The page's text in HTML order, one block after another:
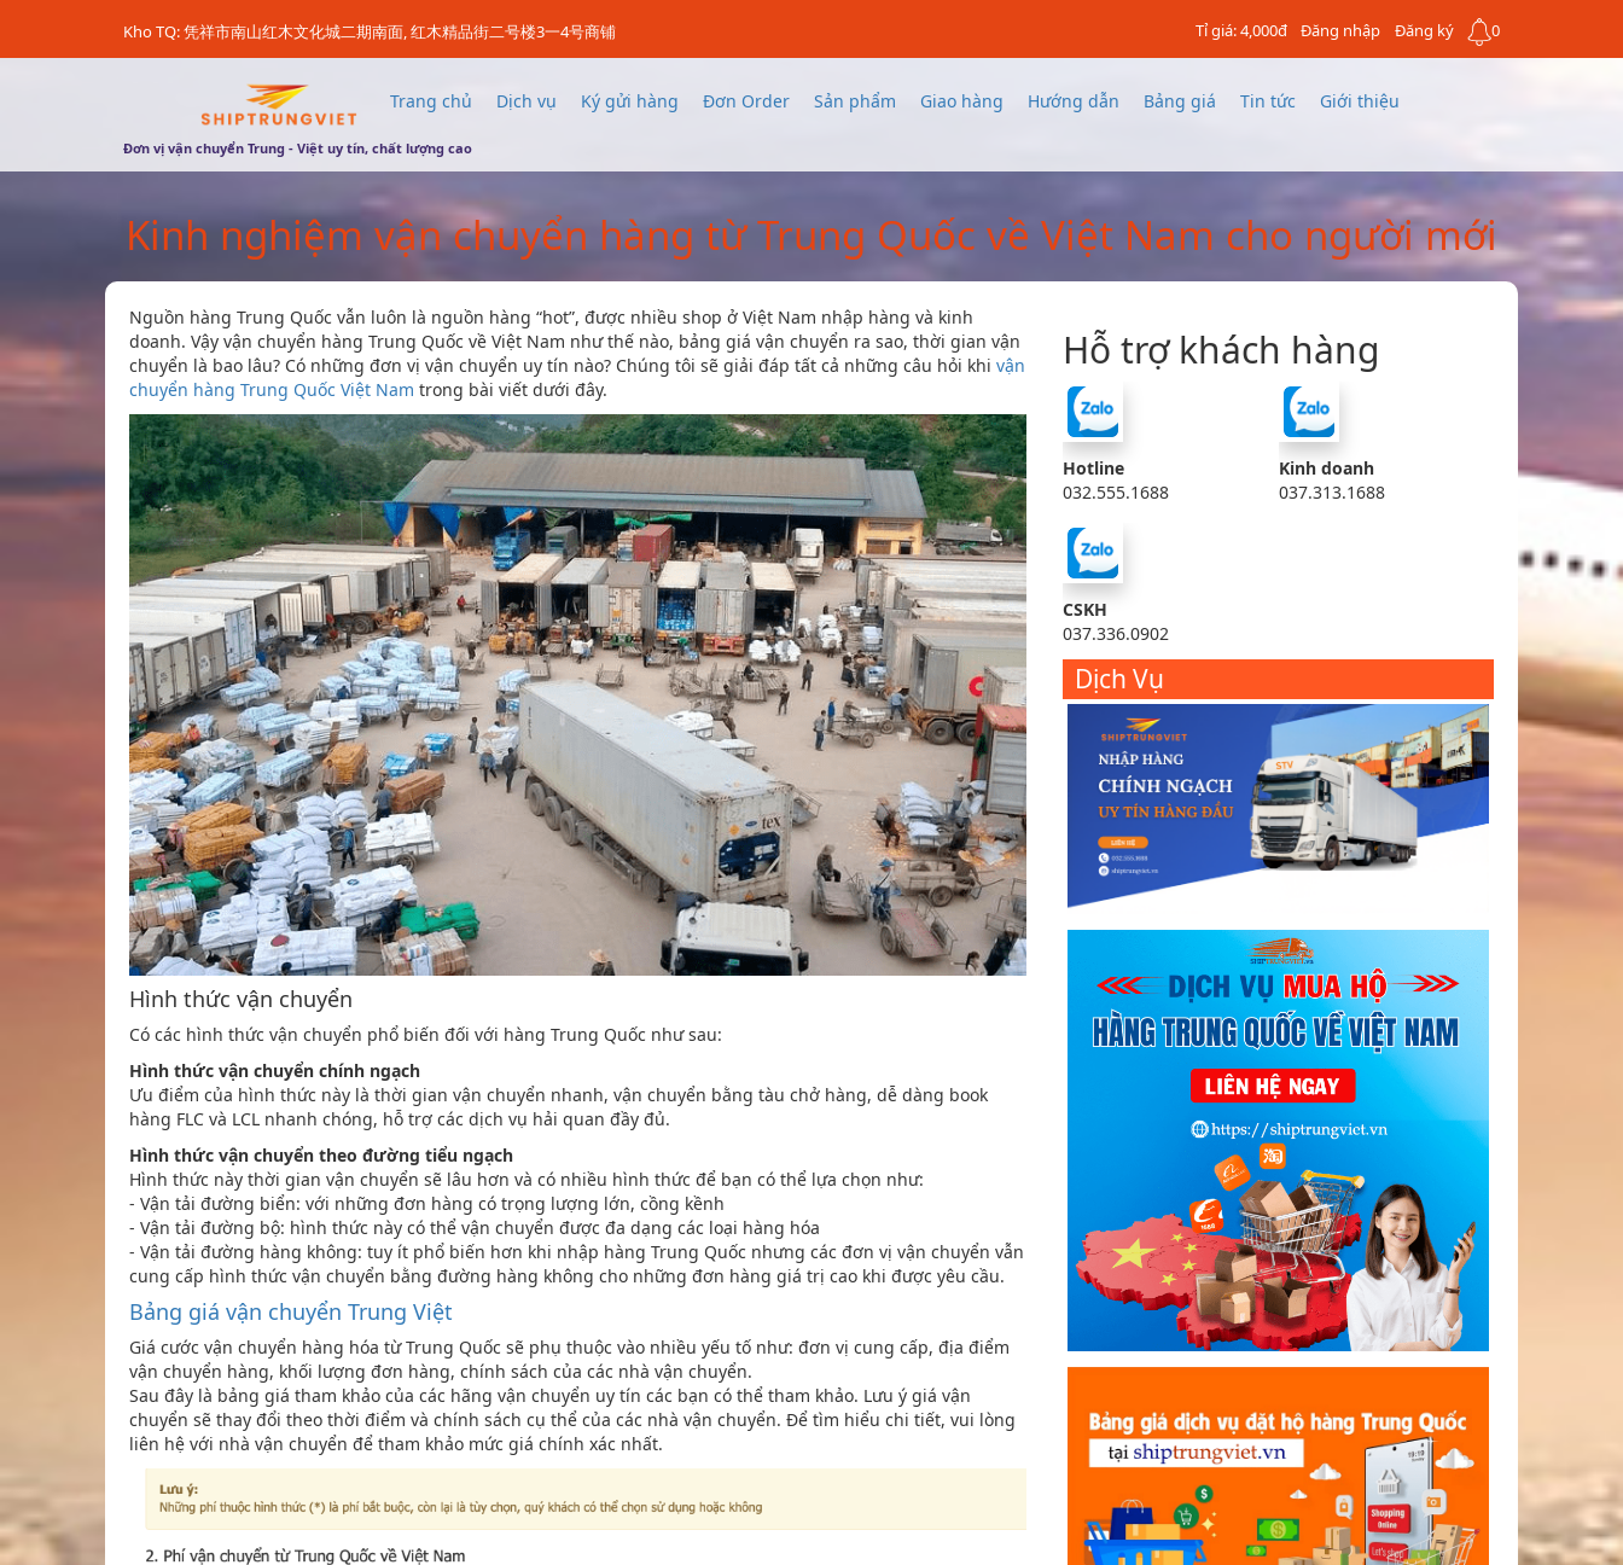
Kho TQ: 凭祥市南山红木文化城二期南面, 红木精品街二号楼3一4号商铺 Tỉ giá: 4,000đ Đăng nhập Đăng ký 0
Trang chủ Dịch vụ Ký gửi hàng Đơn Order Sản phẩm Giao hàng Hướng dẫn Bảng giá Tin tức Giới thiệu
Đơn vị vận chuyển Trung - Việt uy tín, chất lượng cao
Kinh nghiệm vận chuyển hàng từ Trung Quốc về Việt Nam cho người mới
Nguồn hàng Trung Quốc vẫn luôn là nguồn hàng “hot”, được nhiều shop ở Việt Nam nhập hàng và kinh
doanh. Vậy vận chuyển hàng Trung Quốc về Việt Nam như thế nào, bảng giá vận chuyển ra sao, thời gian vận
chuyển là bao lâu? Có những đơn vị vận chuyển uy tín nào? Chúng tôi sẽ giải đáp tất cả những câu hỏi khi vận
chuyển hàng Trung Quốc Việt Nam trong bài viết dưới đây.
Hình thức vận chuyển
Có các hình thức vận chuyển phổ biến đối với hàng Trung Quốc như sau:
Hình thức vận chuyển chính ngạch
Ưu điểm của hình thức này là thời gian vận chuyển nhanh, vận chuyển bằng tàu chở hàng, dễ dàng book
hàng FLC và LCL nhanh chóng, hỗ trợ các dịch vụ hải quan đầy đủ.
Hình thức vận chuyển theo đường tiểu ngạch
Hình thức này thời gian vận chuyển sẽ lâu hơn và có nhiều hình thức để bạn có thể lựa chọn như:
- Vận tải đường biển: với những đơn hàng có trọng lượng lớn, cồng kềnh
- Vận tải đường bộ: hình thức này có thể vận chuyển được đa dạng các loại hàng hóa
- Vận tải đường hàng không: tuy ít phổ biến hơn khi nhập hàng Trung Quốc nhưng các đơn vị vận chuyển vẫn
cung cấp hình thức vận chuyển bằng đường hàng không cho những đơn hàng giá trị cao khi được yêu cầu.
Bảng giá vận chuyển Trung Việt
Giá cước vận chuyển hàng hóa từ Trung Quốc sẽ phụ thuộc vào nhiều yếu tố như: đơn vị cung cấp, địa điểm
vận chuyển hàng, khối lượng đơn hàng, chính sách của các nhà vận chuyển.
Sau đây là bảng giá tham khảo của các hãng vận chuyển uy tín các bạn có thể tham khảo. Lưu ý giá vận
chuyển sẽ thay đổi theo thời điểm và chính sách cụ thể của các nhà vận chuyển. Để tìm hiểu chi tiết, vui lòng
liên hệ với nhà vận chuyển để tham khảo mức giá chính xác nhất.
Hỗ trợ khách hàng
Hotline
032.555.1688
Kinh doanh
037.313.1688
CSKH
037.336.0902
Dịch Vụ